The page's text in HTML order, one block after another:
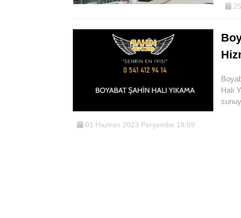
25
Halı
01 Haziran 2023 Perşembe 18:59